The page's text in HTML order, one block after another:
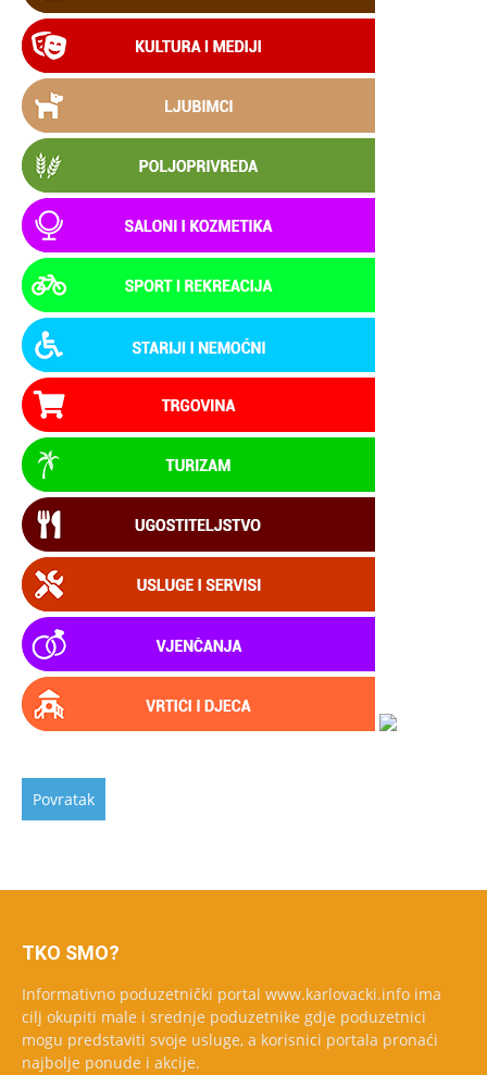
TKO SMO?
Informativno poduzetnički portal www.karlovacki.info ima
cilj okupiti male i srednje poduzetnike gdje poduzetnici
mogu predstaviti svoje usluge, a korisnici portala pronaći
najbolje ponude i akcije.